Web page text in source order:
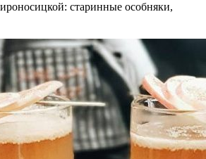
старинные особняки,